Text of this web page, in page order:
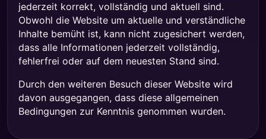
jederzeit korrekt, vollständig und aktuell sind.
Obwohl die Website um aktuelle und verständliche
Inhalte bemüht ist, kann nicht zugesichert werden,
dass alle Informationen jederzeit vollständig,
fehlerfrei oder auf dem neuesten Stand sind.
Durch den weiteren Besuch dieser Website wird
davon ausgegangen, dass diese allgemeinen
Bedingungen zur Kenntnis genommen wurden.